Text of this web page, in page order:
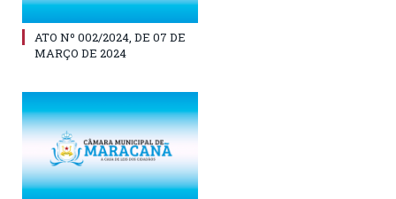
ATO Nº 002/2024, DE 07 DE
MARÇO DE 2024